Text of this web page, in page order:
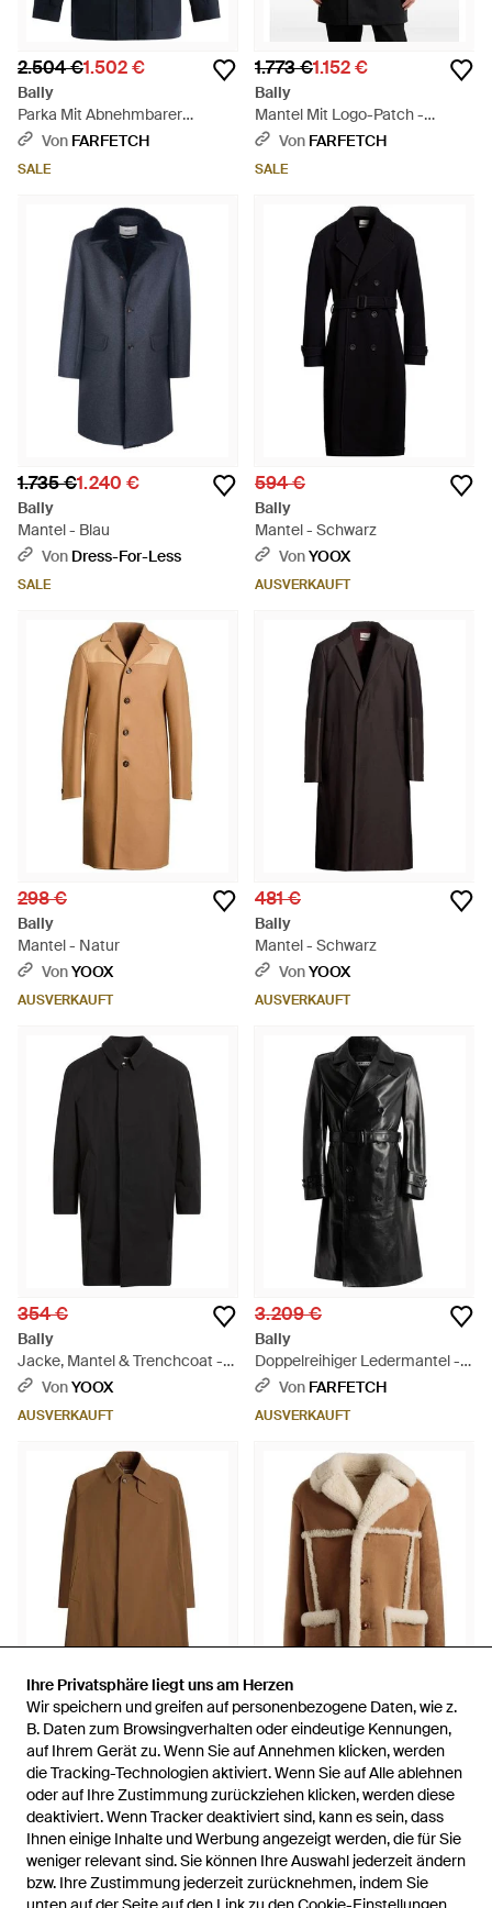
Ihre Privatsphäre liegt uns am Herzen
Wir speichern und greifen auf personenbezogene Daten, wie z.
B. Daten zum Browsingverhalten oder eindeutige Kennungen,
auf Ihrem Gerät zu. Wenn Sie auf Annehmen klicken, werden
die Tracking-Technologien aktiviert. Wenn Sie auf Alle ablehnen
oder auf Ihre Zustimmung zurückziehen klicken, werden diese
deaktiviert. Wenn Tracker deaktiviert sind, kann es sein, dass
Ihnen einige Inhalte und Werbung angezeigt werden, die für Sie
weniger relevant sind. Sie können Ihre Auswahl jederzeit ändern
bzw. Ihre Zustimmung jederzeit zurücknehmen, indem Sie
Ihre Privatsphäre liegt uns am Herzen
Wir speichern und greifen auf personenbezogene Daten, wie z.
B. Daten zum Browsingverhalten oder eindeutige Kennungen,
auf Ihrem Gerät zu. Wenn Sie auf Annehmen klicken, werden
die Tracking-Technologien aktiviert. Wenn Sie auf Alle ablehnen
oder auf Ihre Zustimmung zurückziehen klicken, werden diese
deaktiviert. Wenn Tracker deaktiviert sind, kann es sein, dass
Ihnen einige Inhalte und Werbung angezeigt werden, die für Sie
weniger relevant sind. Sie können Ihre Auswahl jederzeit ändern
bzw. Ihre Zustimmung jederzeit zurücknehmen, indem Sie
2.504 €1.502 €
Bally
Parka Mit Abnehmbarer
Kapuze - Blau
Von FARFETCH
SALE
1.773 €1.152 €
Bally
Mantel Mit Logo-Patch -
Schwarz
Von FARFETCH
SALE
1.735 €1.240 €
Bally
Mantel - Blau
Von Dress-For-Less
SALE
594 €
Bally
Mantel - Schwarz
VonYOOX
AUSVERKAUFT
298 €
Bally
Mantel - Natur
VonYOOX
AUSVERKAUFT
481 €
Bally
Mantel - Schwarz
VonYOOX
AUSVERKAUFT
354 €
Bally
Jacke, Mantel & Trenchcoat -
Schwarz
VonYOOX
AUSVERKAUFT
3.209 €
Bally
Doppelreihiger Ledermantel -
Schwarz
Von FARFETCH
AUSVERKAUFT
2.150 €
Bally
Trenchcoat Mit
Knopfverschluss - Braun
VonFARFETCH
AUSVERKAUFT
4.509 €
Bally
Shearling-Mantel - Braun
Von FARFETCH
AUSVERKAUFT